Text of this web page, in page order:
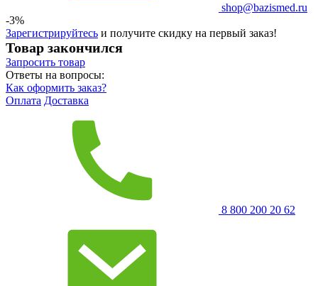
shop@bazismed.ru
-3%
Зарегистрируйтесь и получите скидку на первый заказ!
Товар закончился
Запросить товар
Ответы на вопросы:
Как оформить заказ?
Оплата Доставка
8 800 200 20 62